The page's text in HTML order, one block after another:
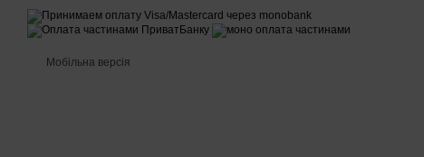
Мобільна версія